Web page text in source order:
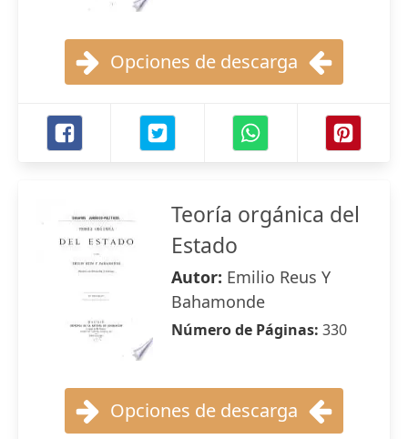
Opciones de descarga
Teoría orgánica del
Estado
Autor: Emilio Reus Y
Bahamonde
Número de Páginas: 330
Opciones de descarga